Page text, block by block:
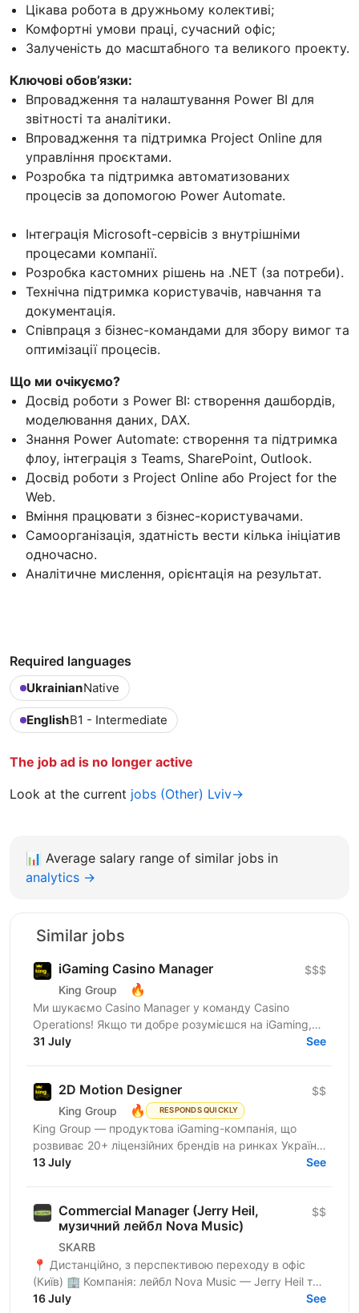
Цікава робота в дружньому колективі;
Комфортні умови праці, сучасний офіс;
Залученість до масштабного та великого проекту.
Ключові обов’язки:
Впровадження та налаштування Power BI для
звітності та аналітики.
Впровадження та підтримка Project Online для
управління проєктами.
Розробка та підтримка автоматизованих
процесів за допомогою Power Automate.
Інтеграція Microsoft-сервісів з внутрішніми
процесами компанії.
Розробка кастомних рішень на .NET (за потреби).
Технічна підтримка користувачів, навчання та
документація.
Співпраця з бізнес-командами для збору вимог та
оптимізації процесів.
Що ми очікуємо?
Досвід роботи з Power BI: створення дашбордів,
моделювання даних, DAX.
Знання Power Automate: створення та підтримка
флоу, інтеграція з Teams, SharePoint, Outlook.
Досвід роботи з Project Online або Project for the
Web.
Вміння працювати з бізнес-користувачами.
Самоорганізація, здатність вести кілька ініціатив
одночасно.
Аналітичне мислення, орієнтація на результат.
Required languages
UkrainianNative
EnglishB1 - Intermediate
The job ad is no longer active
Look at the current jobs (Other) Lviv→
📊 Average salary range of similar jobs in
analytics →
Similar jobs
iGaming Casino Manager
King Group 🔥
$$$
Ми шукаємо Casino Manager у команду Casino
Operations! Якщо ти добре розумієшся на iGaming,
вмієш працювати з ігровими провайдерами, любиш
31 July See
2D Motion Designer
King Group 🔥 RESPONDS QUICKLY
$$
King Group — продуктова iGaming-компанія, що
розвиває 20+ ліцензійних брендів на ринках України
та Tier 1. Більше 1 000 спеціалістів і 4 000 000+...
13 July See
Commercial Manager (Jerry Heil,
музичний лейбл Nova Music)
SKARB
$$
📍 Дистанційно, з перспективою переходу в офіс
(Київ) 🏢 Компанія: лейбл Nova Music — Jerry Heil та
інші артисти. 🕤 Зайнятість: повна. 🔎 Про роль Ми...
16 July See